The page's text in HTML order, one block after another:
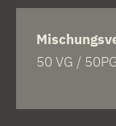
50 VG /